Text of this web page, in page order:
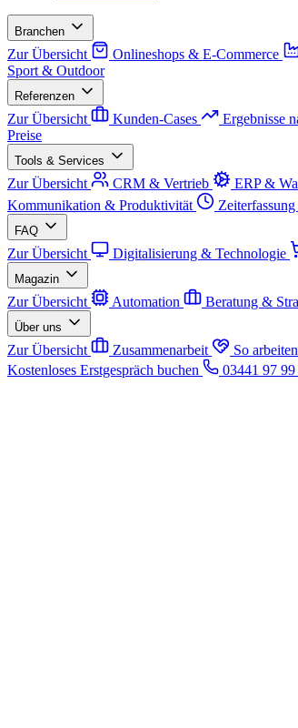
Branchen
Zur Übersicht Onlineshops & E-Commerce
Sport & Outdoor
Referenzen
Zur Übersicht Kunden-Cases Ergebnisse
Preise
Tools & Services
Zur Übersicht CRM & Vertrieb ERP &
Kommunikation & Produktivität
Zeiterfassung
FAQ
Zur Übersicht Digitalisierung & Technologie
Magazin
Zur Übersicht Automation Beratung &
Über uns
Zur Übersicht Zusammenarbeit So
Kostenloses Erstgespräch buchen
03441 97